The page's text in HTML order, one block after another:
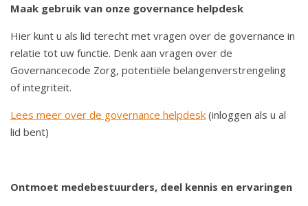
Maak gebruik van onze governance helpdesk
Hier kunt u als lid terecht met vragen over de governance in
relatie tot uw functie. Denk aan vragen over de
Governancecode Zorg, potentiële belangenverstrengeling
of integriteit.
Lees meer over de governance helpdesk (inloggen als u al
lid bent)
Ontmoet medebestuurders, deel kennis en ervaringen